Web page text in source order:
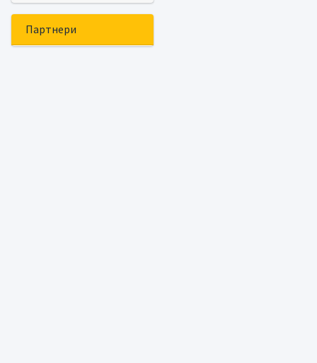
Партнери